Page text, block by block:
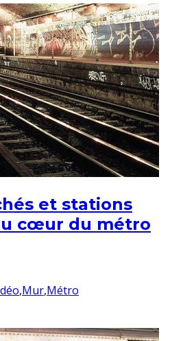
et stations
cœur du métro
,Mur,Métro